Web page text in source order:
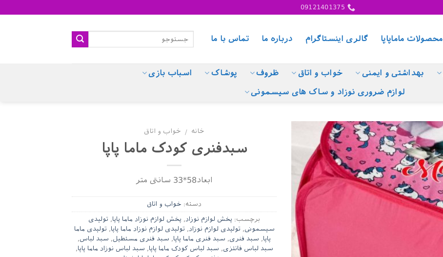
09121401375
محصولات ماماپاپا گالری اینستاگرام درباره ما تماس با ما
بهداشتی و ایمنی خواب و اتاق ظروف پوشاک اسباب بازی
لوازم ضروری نوزاد و ساک های سیسمونی
خانه / خواب و اتاق
سبدفنری کودک ماما پاپا
ابعاد58*33 سانتی متر
دسته: خواب و اتاق
برچسب: پخش لوازم نوزاد, پخش لوازم نوزاد ماما پاپا, تولیدی
سیسمونی, تولیدی لوازم نوزاد, تولیدی لوازم نوزاد ماما پاپا, تولیدی ماما
پاپا, سبد فنری, سبد فنری ماما پاپا, سبد فنری مستطیل, سبد لباس,
سبد لباس فانتزی, سبد لباس کودک ماما پاپا, سبد لباس نوزاد ماما پاپا,